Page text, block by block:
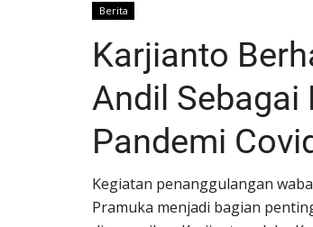
Berita
Karjianto
Andil Sebagai
Pandemi
Kegiatan penanggulangan
Pramuka menjadi bagian